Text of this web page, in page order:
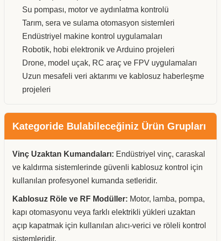
Su pompası, motor ve aydınlatma kontrolü
Tarım, sera ve sulama otomasyon sistemleri
Endüstriyel makine kontrol uygulamaları
Robotik, hobi elektronik ve Arduino projeleri
Drone, model uçak, RC araç ve FPV uygulamaları
Uzun mesafeli veri aktarımı ve kablosuz haberleşme
projeleri
Kategoride Bulabileceğiniz Ürün Grupları
Vinç Uzaktan Kumandaları: Endüstriyel vinç, caraskal
ve kaldırma sistemlerinde güvenli kablosuz kontrol için
kullanılan profesyonel kumanda setleridir.
Kablosuz Röle ve RF Modüller: Motor, lamba, pompa,
kapı otomasyonu veya farklı elektrikli yükleri uzaktan
açıp kapatmak için kullanılan alıcı-verici ve röleli kontrol
sistemleridir.